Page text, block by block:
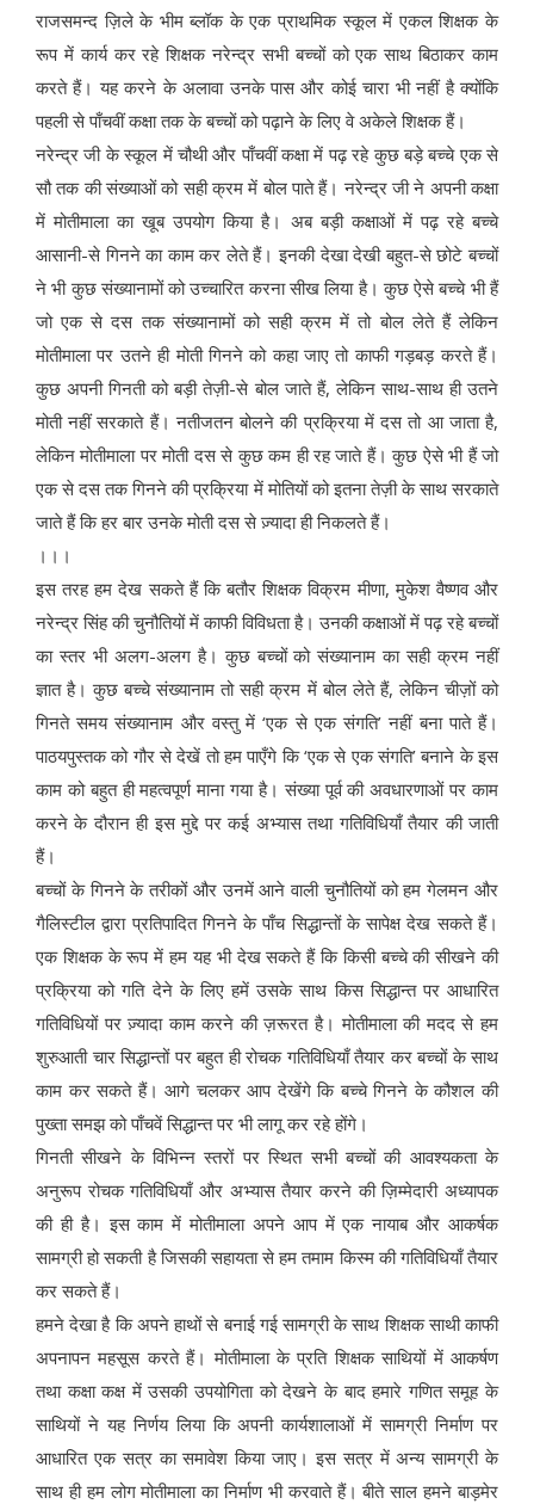
राजसमन्द ज़िले के भीम ब्लॉक के एक प्राथमिक स्कूल में एकल शिक्षक के
रूप में कार्य कर रहे शिक्षक नरेन्द्र सभी बच्चों को एक साथ बिठाकर काम
करते हैं। यह करने के अलावा उनके पास और कोई चारा भी नहीं है क्योंकि
पहली से पाँचवीं कक्षा तक के बच्चों को पढ़ाने के लिए वे अकेले शिक्षक हैं।
नरेन्द्र जी के स्कूल में चौथी और पाँचवीं कक्षा में पढ़ रहे कुछ बड़े बच्चे एक से
सौ तक की संख्याओं को सही क्रम में बोल पाते हैं। नरेन्द्र जी ने अपनी कक्षा
में मोतीमाला का खूब उपयोग किया है। अब बड़ी कक्षाओं में पढ़ रहे बच्चे
आसानी-से गिनने का काम कर लेते हैं। इनकी देखा देखी बहुत-से छोटे बच्चों
ने भी कुछ संख्यानामों को उच्चारित करना सीख लिया है। कुछ ऐसे बच्चे भी हैं
जो एक से दस तक संख्यानामों को सही क्रम में तो बोल लेते हैं लेकिन
मोतीमाला पर उतने ही मोती गिनने को कहा जाए तो काफी गड़बड़ करते हैं।
कुछ अपनी गिनती को बड़ी तेज़ी-से बोल जाते हैं, लेकिन साथ-साथ ही उतने
मोती नहीं सरकाते हैं। नतीजतन बोलने की प्रक्रिया में दस तो आ जाता है,
लेकिन मोतीमाला पर मोती दस से कुछ कम ही रह जाते हैं। कुछ ऐसे भी हैं जो
एक से दस तक गिनने की प्रक्रिया में मोतियों को इतना तेज़ी के साथ सरकाते
जाते हैं कि हर बार उनके मोती दस से ज़्यादा ही निकलते हैं।
।।।
इस तरह हम देख सकते हैं कि बतौर शिक्षक विक्रम मीणा, मुकेश वैष्णव और
नरेन्द्र सिंह की चुनौतियों में काफी विविधता है। उनकी कक्षाओं में पढ़ रहे बच्चों
का स्तर भी अलग-अलग है। कुछ बच्चों को संख्यानाम का सही क्रम नहीं
ज्ञात है। कुछ बच्चे संख्यानाम तो सही क्रम में बोल लेते हैं, लेकिन चीज़ों को
गिनते समय संख्यानाम और वस्तु में ‘एक से एक संगति’ नहीं बना पाते हैं।
पाठयपुस्तक को गौर से देखें तो हम पाएँगे कि ‘एक से एक संगति’ बनाने के इस
काम को बहुत ही महत्वपूर्ण माना गया है। संख्या पूर्व की अवधारणाओं पर काम
करने के दौरान ही इस मुद्दे पर कई अभ्यास तथा गतिविधियाँ तैयार की जाती
हैं।
बच्चों के गिनने के तरीकों और उनमें आने वाली चुनौतियों को हम गेलमन और
गैलिस्टील द्वारा प्रतिपादित गिनने के पाँच सिद्धान्तों के सापेक्ष देख सकते हैं।
एक शिक्षक के रूप में हम यह भी देख सकते हैं कि किसी बच्चे की सीखने की
प्रक्रिया को गति देने के लिए हमें उसके साथ किस सिद्धान्त पर आधारित
गतिविधियों पर ज़्यादा काम करने की ज़रूरत है। मोतीमाला की मदद से हम
शुरुआती चार सिद्धान्तों पर बहुत ही रोचक गतिविधियाँ तैयार कर बच्चों के साथ
काम कर सकते हैं। आगे चलकर आप देखेंगे कि बच्चे गिनने के कौशल की
पुख्ता समझ को पाँचवें सिद्धान्त पर भी लागू कर रहे होंगे।
गिनती सीखने के विभिन्न स्तरों पर स्थित सभी बच्चों की आवश्यकता के
अनुरूप रोचक गतिविधियाँ और अभ्यास तैयार करने की ज़िम्मेदारी अध्यापक
की ही है। इस काम में मोतीमाला अपने आप में एक नायाब और आकर्षक
सामग्री हो सकती है जिसकी सहायता से हम तमाम किस्म की गतिविधियाँ तैयार
कर सकते हैं।
हमने देखा है कि अपने हाथों से बनाई गई सामग्री के साथ शिक्षक साथी काफी
अपनापन महसूस करते हैं। मोतीमाला के प्रति शिक्षक साथियों में आकर्षण
तथा कक्षा कक्ष में उसकी उपयोगिता को देखने के बाद हमारे गणित समूह के
साथियों ने यह निर्णय लिया कि अपनी कार्यशालाओं में सामग्री निर्माण पर
आधारित एक सत्र का समावेश किया जाए। इस सत्र में अन्य सामग्री के
साथ ही हम लोग मोतीमाला का निर्माण भी करवाते हैं। बीते साल हमने बाड़मेर